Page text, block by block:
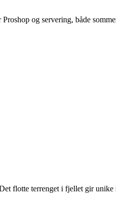
og servering, både
flotte terrenget i fjellet gir